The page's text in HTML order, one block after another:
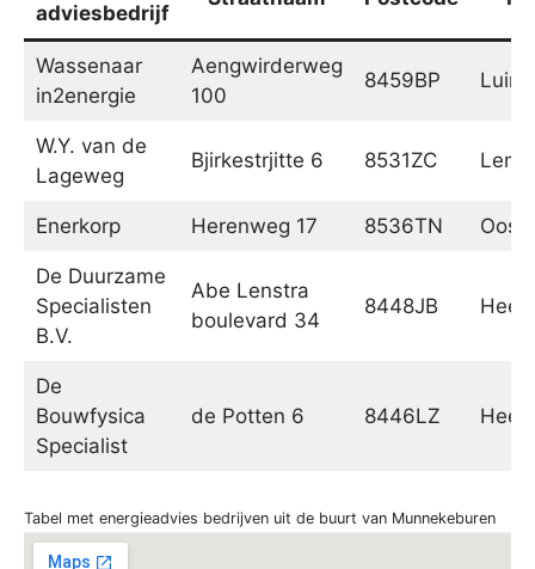
adviesbedrijf
Wassenaar
in2energie
Aengwirderweg
100
8459BP
W.Y. van de
Lageweg
Bjirkestrjitte 6 8531ZC
Enerkorp Herenweg 17 8536TN
De Duurzame
Specialisten
B.V.
Abe Lenstra
boulevard 34
8448JB
De
Bouwfysica
Specialist
de Potten 6 8446LZ
Tabel met energieadvies bedrijven uit de buurt van Munnekeburen